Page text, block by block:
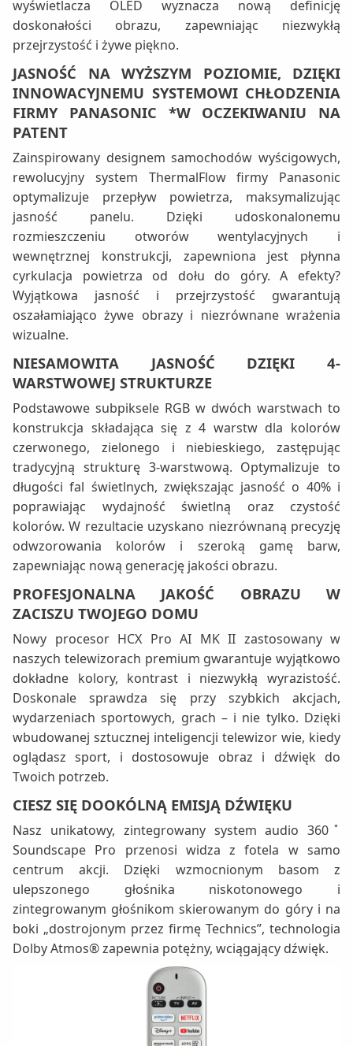
wyświetlacza OLED wyznacza nową definicję
doskonałości obrazu, zapewniając niezwykłą
przejrzystość i żywe piękno.
JASNOŚĆ NA WYŻSZYM POZIOMIE, DZIĘKI
INNOWACYJNEMU SYSTEMOWI CHŁODZENIA
FIRMY PANASONIC *W OCZEKIWANIU NA
PATENT
Zainspirowany designem samochodów wyścigowych,
rewolucyjny system ThermalFlow firmy Panasonic
optymalizuje przepływ powietrza, maksymalizując
jasność panelu. Dzięki udoskonalonemu
rozmieszczeniu otworów wentylacyjnych i
wewnętrznej konstrukcji, zapewniona jest płynna
cyrkulacja powietrza od dołu do góry. A efekty?
Wyjątkowa jasność i przejrzystość gwarantują
oszałamiająco żywe obrazy i niezrównane wrażenia
wizualne.
NIESAMOWITA JASNOŚĆ DZIĘKI 4-
WARSTWOWEJ STRUKTURZE
Podstawowe subpiksele RGB w dwóch warstwach to
konstrukcja składająca się z 4 warstw dla kolorów
czerwonego, zielonego i niebieskiego, zastępując
tradycyjną strukturę 3-warstwową. Optymalizuje to
długości fal świetlnych, zwiększając jasność o 40% i
poprawiając wydajność świetlną oraz czystość
kolorów. W rezultacie uzyskano niezrównaną precyzję
odwzorowania kolorów i szeroką gamę barw,
zapewniając nową generację jakości obrazu.
PROFESJONALNA JAKOŚĆ OBRAZU W
ZACISZU TWOJEGO DOMU
Nowy procesor HCX Pro AI MK II zastosowany w
naszych telewizorach premium gwarantuje wyjątkowo
dokładne kolory, kontrast i niezwykłą wyrazistość.
Doskonale sprawdza się przy szybkich akcjach,
wydarzeniach sportowych, grach – i nie tylko. Dzięki
wbudowanej sztucznej inteligencji telewizor wie, kiedy
oglądasz sport, i dostosowuje obraz i dźwięk do
Twoich potrzeb.
CIESZ SIĘ DOOKÓLNĄ EMISJĄ DŹWIĘKU
Nasz unikatowy, zintegrowany system audio 360ﾟ
Soundscape Pro przenosi widza z fotela w samo
centrum akcji. Dzięki wzmocnionym basom z
ulepszonego głośnika niskotonowego i
zintegrowanym głośnikom skierowanym do góry i na
boki „dostrojonym przez firmę Technics”, technologia
Dolby Atmos® zapewnia potężny, wciągający dźwięk.